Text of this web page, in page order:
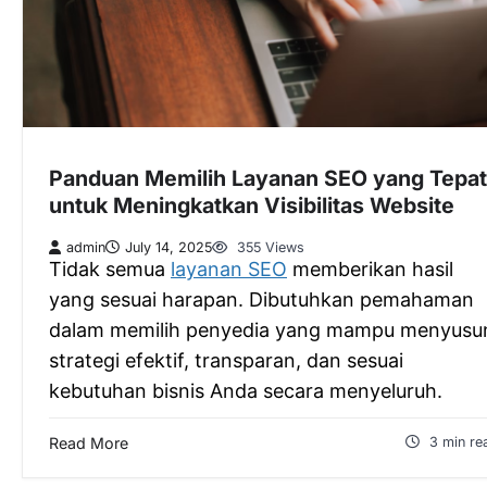
Panduan Memilih Layanan SEO yang Tepat
untuk Meningkatkan Visibilitas Website
admin July 14, 2025 355 Views
Tidak semua layanan SEO memberikan hasil
yang sesuai harapan. Dibutuhkan pemahaman
dalam memilih penyedia yang mampu
strategi efektif, transparan, dan sesuai
kebutuhan bisnis Anda secara menyeluruh.
Read More 3 min